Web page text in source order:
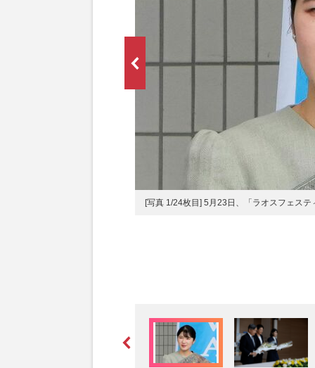
[写真 1/24枚目] 5月23日、「ラオスフェス